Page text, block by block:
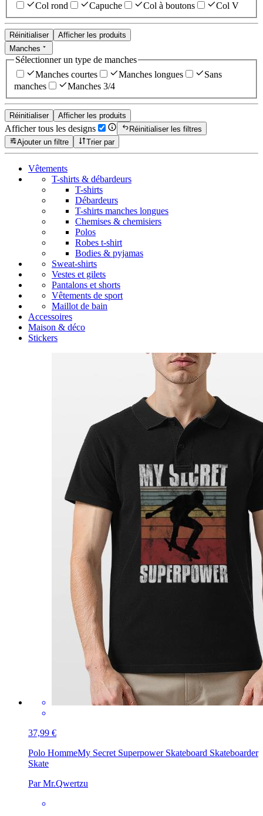
Col rond
Capuche Col à boutons Col V
Réinitialiser
Afficher les produits
Manches
Sélectionner un type de manches
Manches courtes
Manches longues
Sans
manches
Manches 3/4
Réinitialiser Afficher les produits
Afficher tous les designs
Réinitialiser les filtres
Ajouter un filtre
Trier par
Vêtements
T-shirts & débardeurs
T-shirts
Débardeurs
T-shirts manches longues
Chemises & chemisiers
Polos
Robes t-shirt
Bodies & pyjamas
Sweat-shirts
Vestes et gilets
Pantalons et shorts
Vêtements de sport
Maillot de bain
Accessoires
Maison & déco
Stickers
37,99 €
Polo HommeMy Secret Superpower Skateboard Skateboarder
Skate
Par Mr.Qwertzu